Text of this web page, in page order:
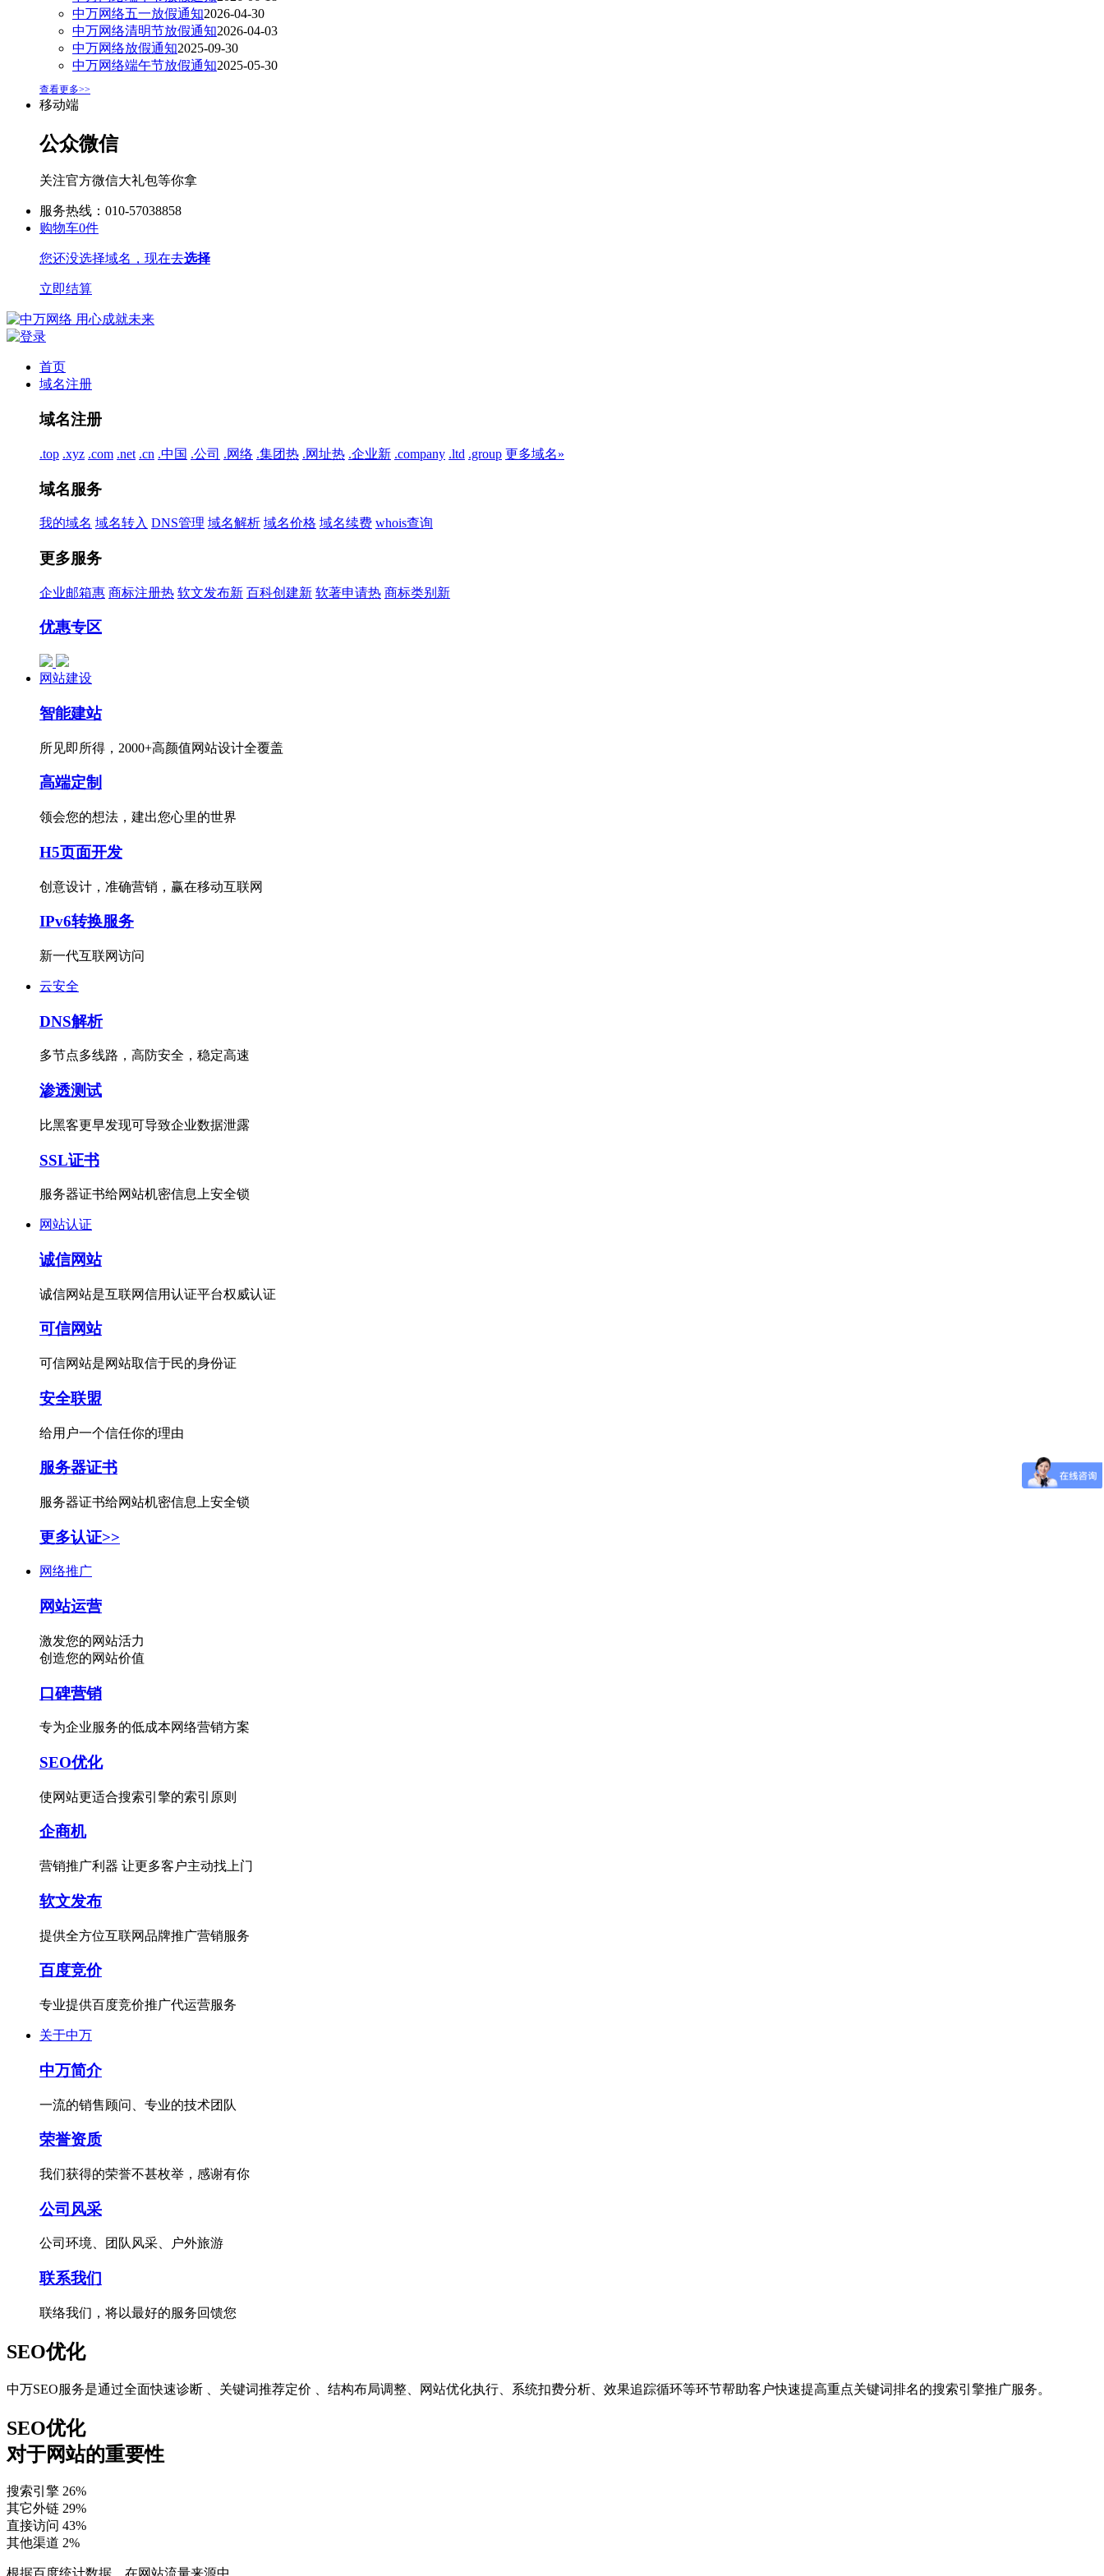
中万网络五一放假通知2026-04-30
中万网络清明节放假通知2026-04-03
中万网络放假通知2025-09-30
中万网络端午节放假通知2025-05-30
查看更多>>
移动端
公众微信
关注官方微信大礼包等你拿
服务热线：010-57038858
购物车0件
您还没选择域名，现在去选择
立即结算
首页
域名注册
域名注册
.top .xyz .com .net .cn .中国 .公司 .网络 .集团热 .网址热 .企业新 .company .ltd .group 更多域名»
域名服务
我的域名 域名转入 DNS管理 域名解析 域名价格 域名续费 whois查询
更多服务
企业邮箱惠 商标注册热 软文发布新 百科创建新 软著申请热 商标类别 新
优惠专区
网站建设
智能建站
所见即所得，2000+高颜值网站设计全覆盖
高端定制
领会您的想法，建出您心里的世界
H5页面开发
创意设计，准确营销，赢在移动互联网
IPv6转换服务
新一代互联网访问
云安全
DNS解析
多节点多线路，高防安全，稳定高速
渗透测试
比黑客更早发现可导致企业数据泄露
SSL证书
服务器证书给网站机密信息上安全锁
网站认证
诚信网站
诚信网站是互联网信用认证平台权威认证
可信网站
可信网站是网站取信于民的身份证
安全联盟
给用户一个信任你的理由
服务器证书
服务器证书给网站机密信息上安全锁
更多认证>>
网络推广
网站运营
激发您的网站活力
创造您的网站价值
口碑营销
专为企业服务的低成本网络营销方案
SEO优化
使网站更适合搜索引擎的索引原则
企商机
营销推广利器 让更多客户主动找上门
软文发布
提供全方位互联网品牌推广营销服务
百度竞价
专业提供百度竞价推广代运营服务
关于中万
中万简介
一流的销售顾问、专业的技术团队
荣誉资质
我们获得的荣誉不甚枚举，感谢有你
公司风采
公司环境、团队风采、户外旅游
联系我们
联络我们，将以最好的服务回馈您
SEO优化
中万SEO服务是通过全面快速诊断 、关键词推荐定价 、结构布局调整、网站优化执行、系统扣费分析、效果追踪循环等环节帮助客户快速提高重点关键词排名的搜索引擎推广服务。
SEO优化
对于网站的重要性
搜索引擎 26%
其它外链 29%
直接访问 43%
其他渠道 2%